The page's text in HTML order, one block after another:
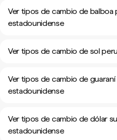
Ver tipos de cambio de balboa
estadounidense
Ver tipos de cambio de sol
Ver tipos de cambio de
estadounidense
Ver tipos de cambio de dólar
estadounidense